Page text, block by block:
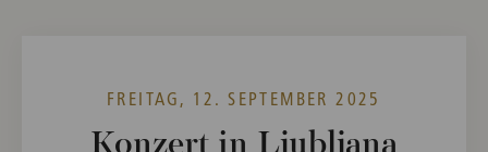
FREITAG, 12. SEPTEMBER 2025